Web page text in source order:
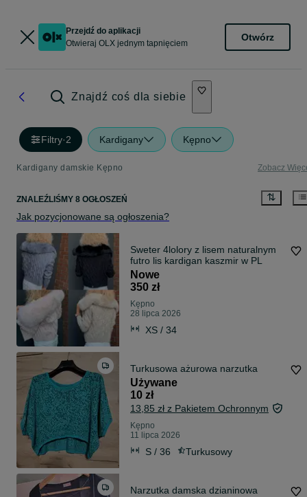
Przejdź do aplikacji
Otwieraj OLX jednym tapnięciem
Otwórz
Znajdź coś dla siebie
Filtry·2 Kardigany Kępno
Kardigany damskie Kępno Zobacz
ZNALEŹLIŚMY 8 OGŁOSZEŃ
Jak pozycjonowane są ogłoszenia?
Sweter 4lolory z lisem naturalnym
futro lis kardigan kaszmir w PL
Nowe
350 zł
Kępno
28 lipca 2026
XS / 34
Turkusowa ażurowa narzutka
Używane
10 zł
13,85 zł z Pakietem Ochronnym
Kępno
11 lipca 2026
S / 36 Turkusowy
Narzutka damska dzianinowa